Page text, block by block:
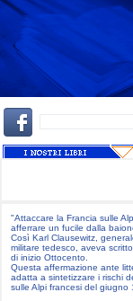
"Attaccare la Francia sulle
afferrare un fucile dalla
Così Karl Clausewitz,
militare tedesco, aveva
di inizio Ottocento.
Questa affermazione ante
adatta a sintetizzare i rischi
sulle Alpi francesi del giugno